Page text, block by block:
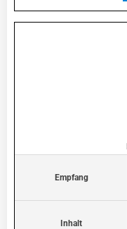
Empfang
Inhalt